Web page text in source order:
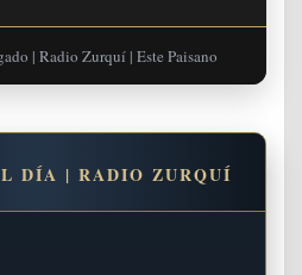
| Radio Zurquí | Este Paisano
DÍA | RADIO ZURQUÍ